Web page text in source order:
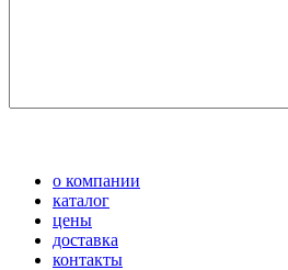
о компании
каталог
цены
доставка
контакты